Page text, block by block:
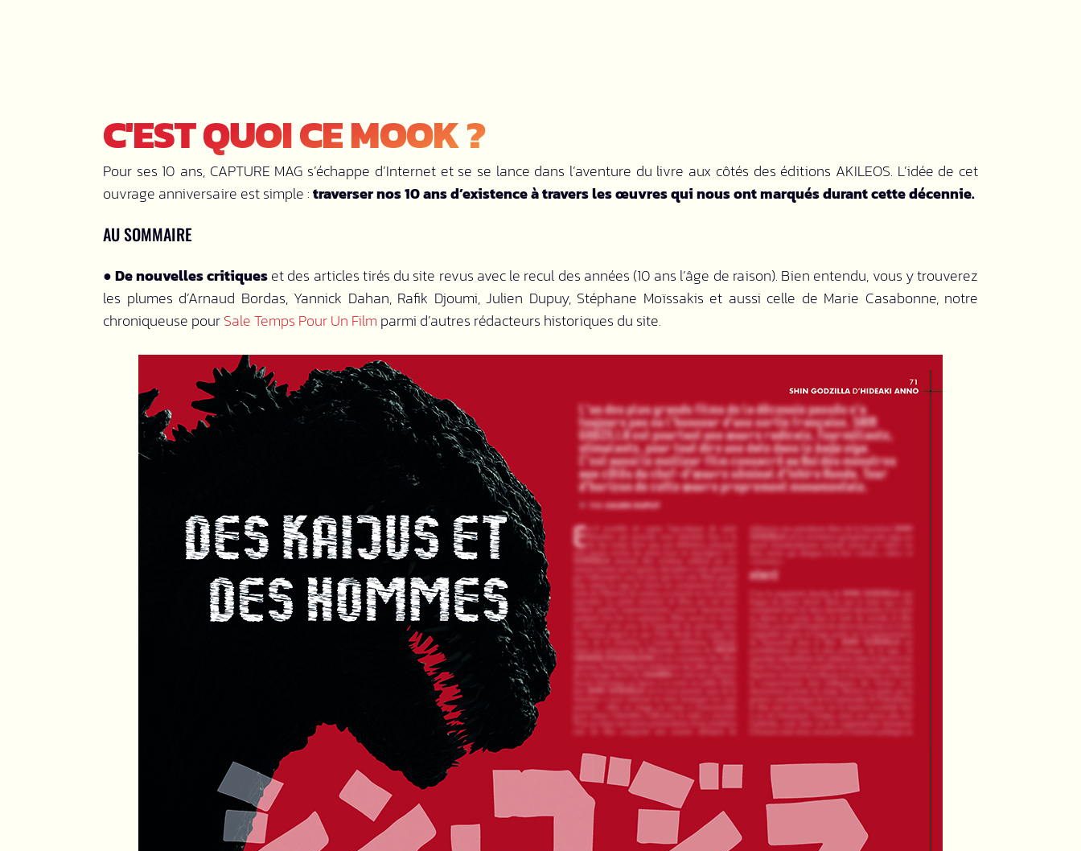
C'EST QUOI CE MOOK ?
Pour ses 10 ans, CAPTURE MAG s’échappe d’Internet et se se lance dans l’aventure du livre aux côtés des éditions AKILEOS. L’idée de cet
ouvrage anniversaire est simple :traverser nos 10 ans d’existence à travers les œuvres qui nous ont marqués durant cette décennie.
AU SOMMAIRE
● De nouvelles critiqueset des articles tirés du site revus avec le recul des années (10 ans l’âge de raison). Bien entendu, vous y trouverez
les plumes d’Arnaud Bordas, Yannick Dahan, Rafik Djoumi, Julien Dupuy, Stéphane Moïssakis et aussi celle de Marie Casabonne, notre
chroniqueuse pourSale Temps Pour Un Film parmi d’autres rédacteurs historiques du site.